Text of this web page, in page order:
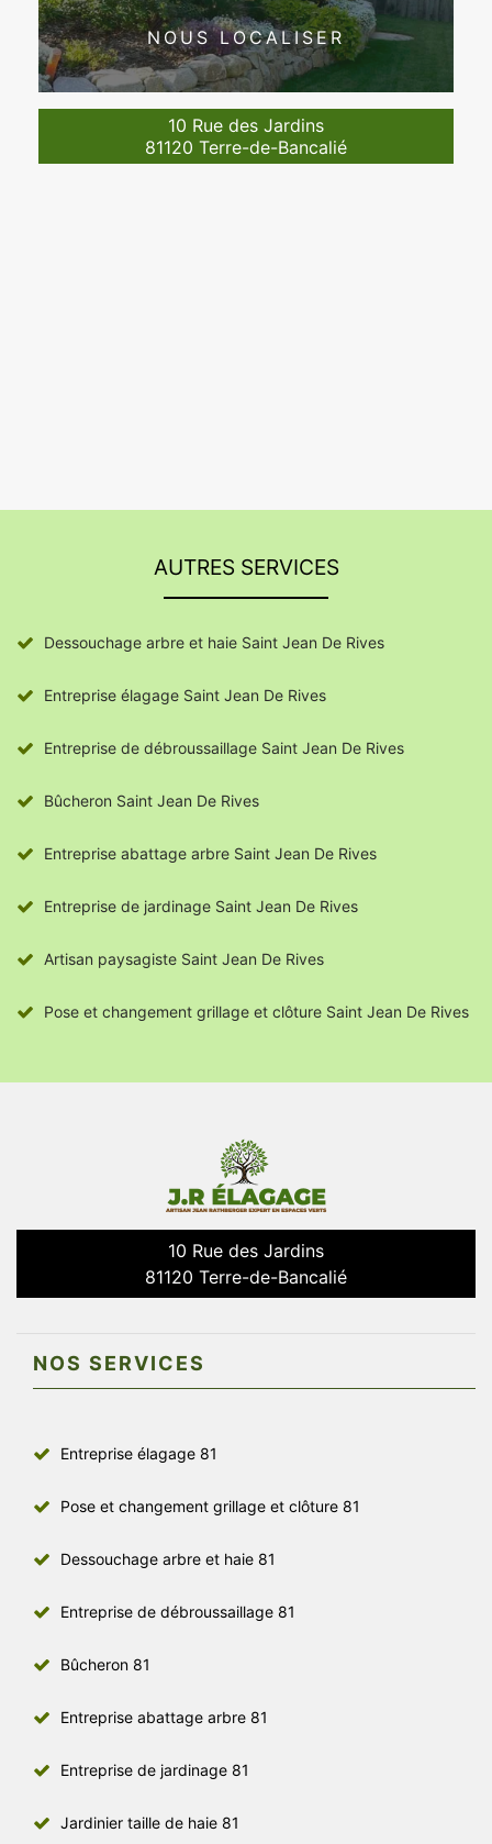
NOUS LOCALISER
10 Rue des Jardins
81120 Terre-de-Bancalié
AUTRES SERVICES
Dessouchage arbre et haie Saint Jean De Rives
Entreprise élagage Saint Jean De Rives
Entreprise de débroussaillage Saint Jean De Rives
Bûcheron Saint Jean De Rives
Entreprise abattage arbre Saint Jean De Rives
Entreprise de jardinage Saint Jean De Rives
Artisan paysagiste Saint Jean De Rives
Pose et changement grillage et clôture Saint Jean De Rives
10 Rue des Jardins
81120 Terre-de-Bancalié
NOS SERVICES
Entreprise élagage 81
Pose et changement grillage et clôture 81
Dessouchage arbre et haie 81
Entreprise de débroussaillage 81
Bûcheron 81
Entreprise abattage arbre 81
Entreprise de jardinage 81
Jardinier taille de haie 81